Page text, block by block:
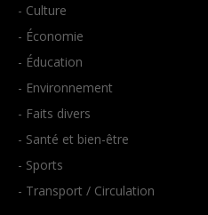
- Culture
- Économie
- Éducation
- Environnement
- Faits divers
- Santé et bien-être
- Sports
- Transport / Circulation